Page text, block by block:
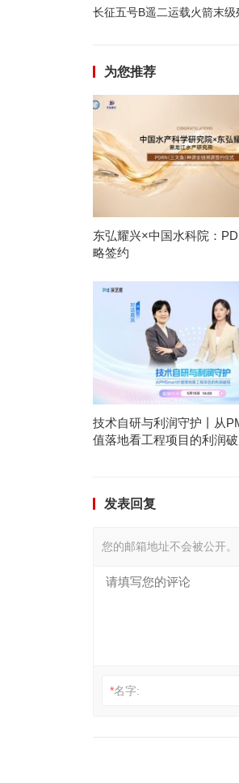
长征五号B遥二运载火箭末
为您推荐
东弘耀兴×中国水科院：
略签约
技术自研与利润守护丨从
值落地看工程项目的利润
发表回复
您的邮箱地址不会被公开。
*名字: